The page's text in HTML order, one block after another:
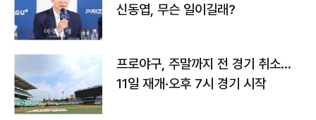
신동엽, 무슨 일이길래?
프로야구, 주말까지 전 경기 취소…
11일 재개·오후 7시 경기 시작